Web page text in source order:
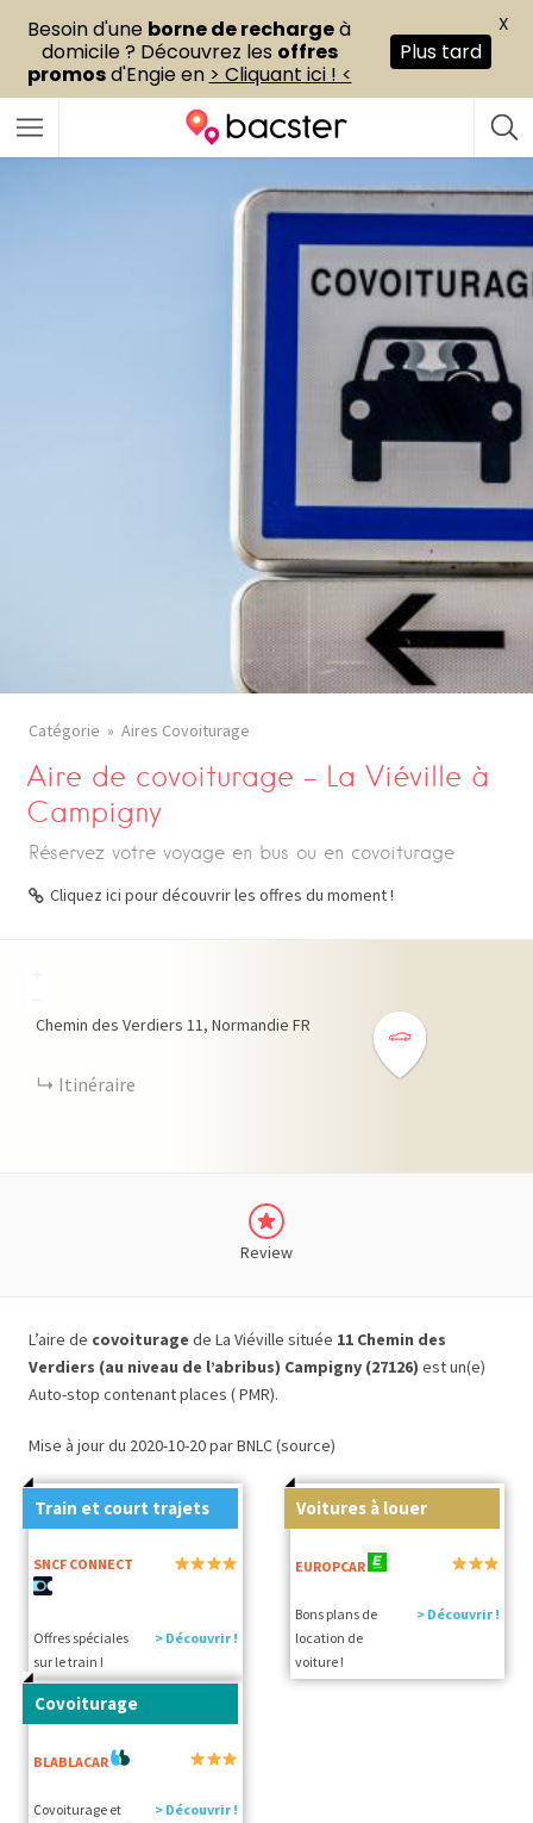
Catégorie Aires Covoiturage
Aire de covoiturage – La Viéville à
Campigny
Réservez votre voyage en bus ou en covoiturage
Cliquez ici pour découvrir les offres du moment !
Chemin des Verdiers 11 Normandie FR
Itinéraire
Review
L’aire de covoiturage de La Viéville située 11 Chemin des
Verdiers (au niveau de l’abribus) Campigny (27126) est un(e)
Auto-stop contenant places ( PMR).
Mise à jour du 2020-10-20 par BNLC (source)
Train et court trajets
SNCF CONNECT
Offres spéciales
sur le train !
> Découvrir !
Voitures à louer
EUROPCAR
Bons plans de
location de
voiture !
> Découvrir !
Covoiturage
BLABLACAR
Covoiturage et
> Découvrir !
Besoin d'une borne de rechargeà
domicile ? Découvrez les offres
promosd'Engie en > Cliquant ici ! <
Plus tard
X